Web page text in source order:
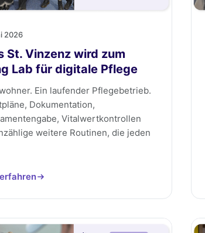
2026
St. Vinzenz wird zum
Lab für digitale Pflege
Ein laufender Pflegebetrieb.
Dokumentation,
Vitalwertkontrollen
weitere Routinen, die jeden